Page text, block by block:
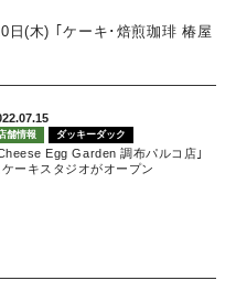
日(木) ｢ケーキ･焙煎珈琲 椿屋
舗情報 ダッキーダック
Egg Garden 調布パルコ店｣
ケーキスタジオがオープン